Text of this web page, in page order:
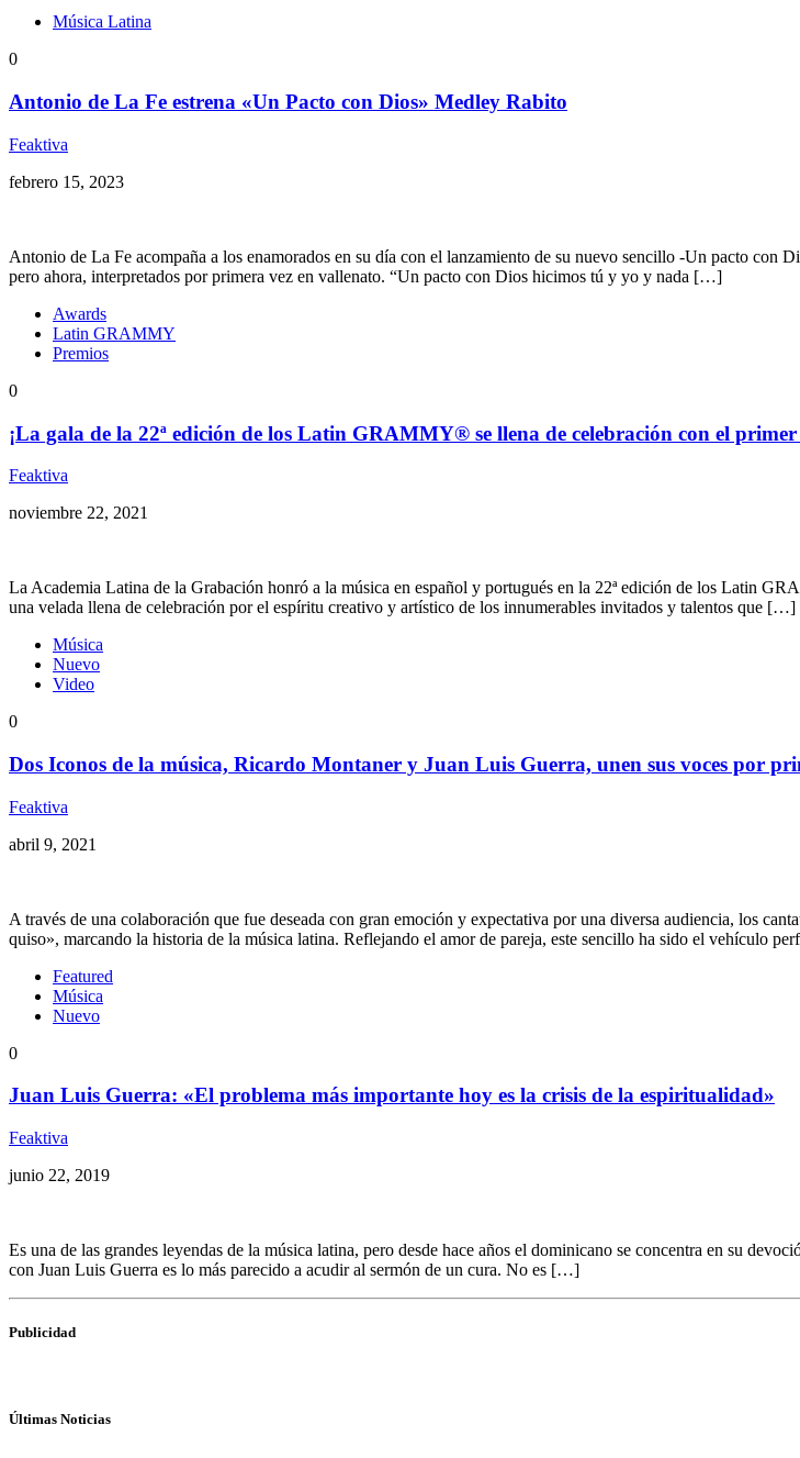
Música Latina
0
Antonio de La Fe estrena «Un Pacto con Dios» Medley Rabito
Feaktiva
febrero 15, 2023
Antonio de La Fe acompaña a los enamorados en su día con el lanzamiento de su nuevo sencillo -Un pacto con
pero ahora, interpretados por primera vez en vallenato. “Un pacto con Dios hicimos tú y yo y nada […]
Awards
Latin GRAMMY
Premios
0
¡La gala de la 22ª edición de los Latin GRAMMY® se llena de celebración con el
Feaktiva
noviembre 22, 2021
La Academia Latina de la Grabación honró a la música en español y portugués en la 22ª edición de los Latin
una velada llena de celebración por el espíritu creativo y artístico de los innumerables invitados y talentos que […]
Música
Nuevo
Video
0
Dos Iconos de la música, Ricardo Montaner y Juan Luis Guerra, unen sus voces por
Feaktiva
abril 9, 2021
A través de una colaboración que fue deseada con gran emoción y expectativa por una diversa audiencia, los
quiso», marcando la historia de la música latina. Reflejando el amor de pareja, este sencillo ha sido el vehículo
Featured
Música
Nuevo
0
Juan Luis Guerra: «El problema más importante hoy es la crisis de la espiritualidad»
Feaktiva
junio 22, 2019
Es una de las grandes leyendas de la música latina, pero desde hace años el dominicano se concentra en su
con Juan Luis Guerra es lo más parecido a acudir al sermón de un cura. No es […]
Publicidad
Últimas Noticias